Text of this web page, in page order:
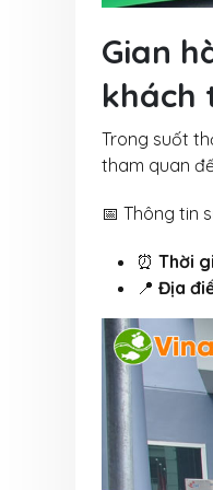
Gian
khách
Trong suốt
tham quan
📅 Thông tin
⏰ Thời
📍 Địa